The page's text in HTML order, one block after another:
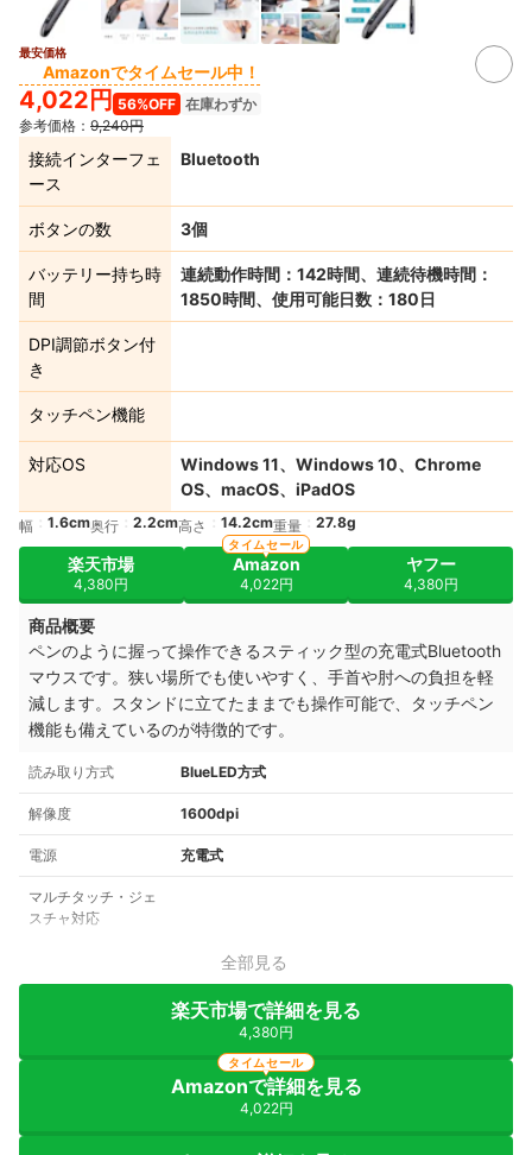
最安価格
Amazonでタイムセール中！
4,022円 56%OFF 在庫わずか
参考価格： 9,240円
接続インターフェ
ース
Bluetooth
ボタンの数 3個
バッテリー持ち時
間
連続動作時間：142時間、連続待機時間：
1850時間、使用可能日数：180日
DPI調節ボタン付
き
タッチペン機能
対応OS
Windows 11、Windows 10、Chrome
OS、macOS、iPadOS
幅 1.6cm奥行 2.2cm高さ 14.2cm重量 27.8g
楽天市場
4,380円
Amazon
4,022円
タイムセール
ヤフー
4,380円
商品概要
ペンのように握って操作できるスティック型の充電式Bluetooth
マウスです。狭い場所でも使いやすく、手首や肘への負担を軽
減します。スタンドに立てたままでも操作可能で、タッチペン
機能も備えているのが特徴的です。
読み取り方式 BlueLED方式
解像度 1600dpi
電源 充電式
マルチタッチ・ジェ
スチャ対応
全部見る
楽天市場で詳細を見る
4,380円
Amazonで詳細を見る
4,022円
タイムセール